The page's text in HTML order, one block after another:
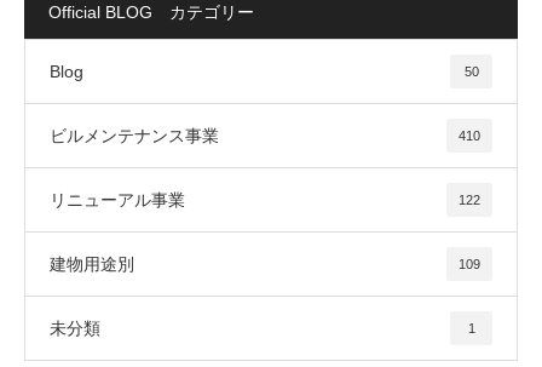
Official BLOG カテゴリー
Blog 50
ビルメンテナンス事業 410
リニューアル事業 122
建物用途別 109
未分類 1